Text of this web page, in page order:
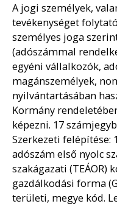
A jogi személyek,
tevékenységet
személyes joga
(adószámmal
egyéni vállalkozók,
magánszemélyek,
nyilvántartásában
Kormány
képezni. 17
Szerkezeti felépítése:
adószám első nyolc
szakágazati (TEÁOR)
gazdálkodási forma
területi, megye kód.